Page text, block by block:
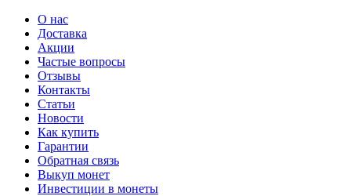
О нас
Доставка
Акции
Частые вопросы
Отзывы
Контакты
Статьи
Новости
Как купить
Гарантии
Обратная связь
Выкуп монет
Инвестиции в монеты